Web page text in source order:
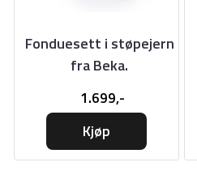
Fonduesett i støpejern
fra Beka.
1.699,-
Kjøp